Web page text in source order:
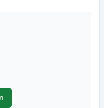
passenBrother LC125Y